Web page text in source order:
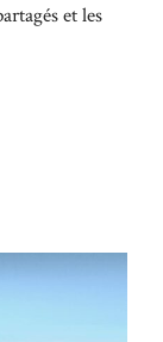
et les